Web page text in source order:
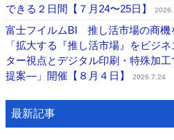
できる２日間【７月24〜25日】
富士フイルムBI 推し活市場の商機
「拡大する『推し活市場』をビジ
ター視点とデジタル印刷・特殊加
提案―」開催【８月４日】
2026.7.24
最新記事